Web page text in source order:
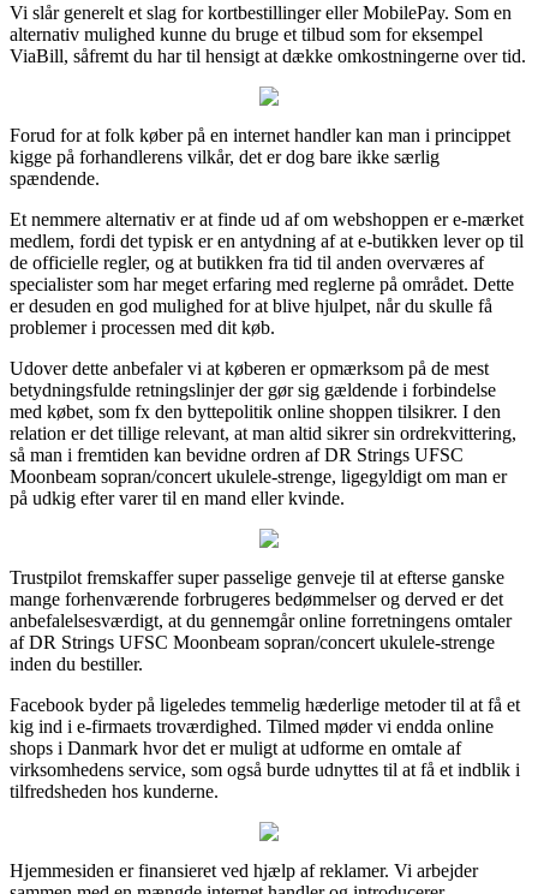
Vi slår generelt et slag for kortbestillinger eller MobilePay. Som en
alternativ mulighed kunne du bruge et tilbud som for eksempel
ViaBill, såfremt du har til hensigt at dække omkostningerne over tid.
Forud for at folk køber på en internet handler kan man i princippet
kigge på forhandlerens vilkår, det er dog bare ikke særlig
spændende.
Et nemmere alternativ er at finde ud af om webshoppen er e-mærket
medlem, fordi det typisk er en antydning af at e-butikken lever op til
de officielle regler, og at butikken fra tid til anden overværes af
specialister som har meget erfaring med reglerne på området. Dette
er desuden en god mulighed for at blive hjulpet, når du skulle få
problemer i processen med dit køb.
Udover dette anbefaler vi at køberen er opmærksom på de mest
betydningsfulde retningslinjer der gør sig gældende i forbindelse
med købet, som fx den byttepolitik online shoppen tilsikrer. I den
relation er det tillige relevant, at man altid sikrer sin ordrekvittering,
så man i fremtiden kan bevidne ordren af DR Strings UFSC
Moonbeam sopran/concert ukulele-strenge, ligegyldigt om man er
på udkig efter varer til en mand eller kvinde.
Trustpilot fremskaffer super passelige genveje til at efterse ganske
mange forhenværende forbrugeres bedømmelser og derved er det
anbefalelsesværdigt, at du gennemgår online forretningens omtaler
af DR Strings UFSC Moonbeam sopran/concert ukulele-strenge
inden du bestiller.
Facebook byder på ligeledes temmelig hæderlige metoder til at få et
kig ind i e-firmaets troværdighed. Tilmed møder vi endda online
shops i Danmark hvor det er muligt at udforme en omtale af
virksomhedens service, som også burde udnyttes til at få et indblik i
tilfredsheden hos kunderne.
Hjemmesiden er finansieret ved hjælp af reklamer. Vi arbejder